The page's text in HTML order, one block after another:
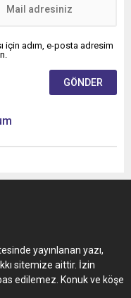
için adım, e-posta adresim
yayınlanan yazı,
sitemize aittir. İzin
edilemez. Konuk ve köşe